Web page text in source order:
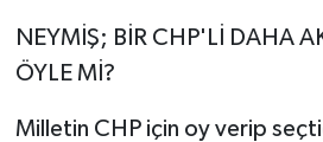
NEYMİŞ; BİR CHP'Lİ DAHA
ÖYLE Mİ?
Milletin CHP için oy verip